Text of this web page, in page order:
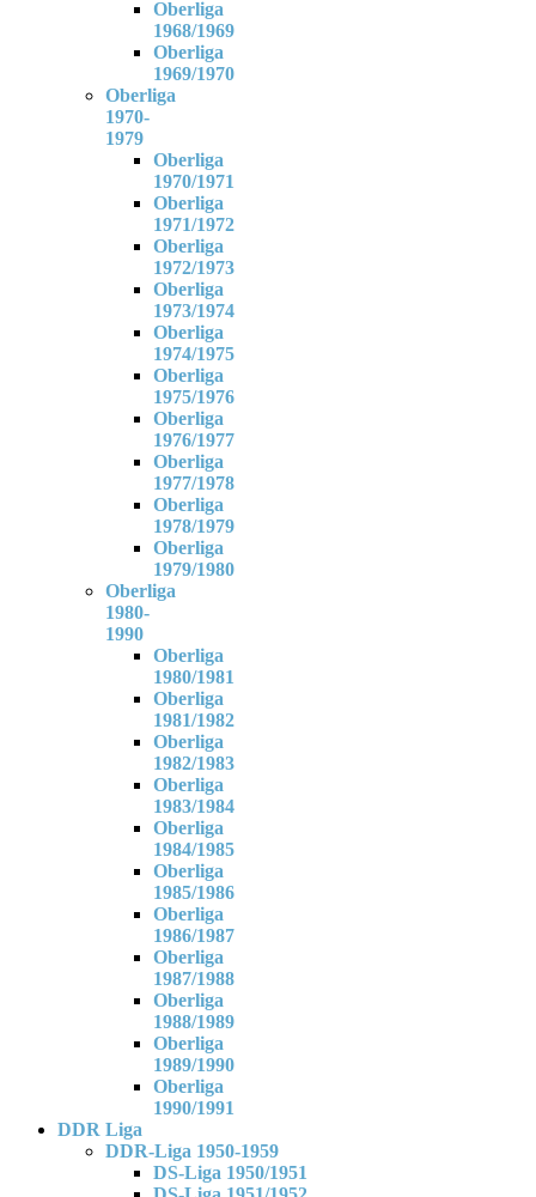
Oberliga
1968/1969
Oberliga
1969/1970
Oberliga
1970-
1979
Oberliga
1970/1971
Oberliga
1971/1972
Oberliga
1972/1973
Oberliga
1973/1974
Oberliga
1974/1975
Oberliga
1975/1976
Oberliga
1976/1977
Oberliga
1977/1978
Oberliga
1978/1979
Oberliga
1979/1980
Oberliga
1980-
1990
Oberliga
1980/1981
Oberliga
1981/1982
Oberliga
1982/1983
Oberliga
1983/1984
Oberliga
1984/1985
Oberliga
1985/1986
Oberliga
1986/1987
Oberliga
1987/1988
Oberliga
1988/1989
Oberliga
1989/1990
Oberliga
1990/1991
DDR Liga
DDR-Liga 1950-1959
DS-Liga 1950/1951